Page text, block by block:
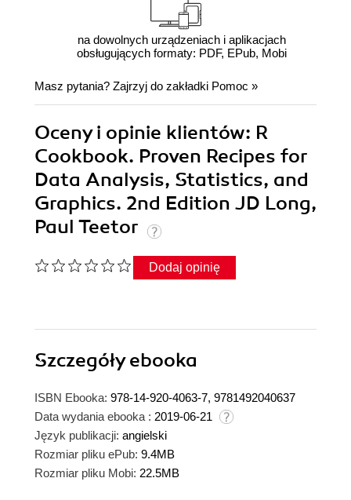
na dowolnych urządzeniach i aplikacjach
obsługujących formaty: PDF, EPub, Mobi
Masz pytania? Zajrzyj do zakładki Pomoc »
Oceny i opinie klientów: R
Cookbook. Proven Recipes for
Data Analysis, Statistics, and
Graphics. 2nd Edition JD Long,
Paul Teetor
Dodaj opinię
Szczegółyebooka
ISBN Ebooka: 978-14-920-4063-7, 9781492040637
Data wydania ebooka : 2019-06-21
Język publikacji: angielski
Rozmiar pliku ePub: 9.4MB
Rozmiar pliku Mobi: 22.5MB